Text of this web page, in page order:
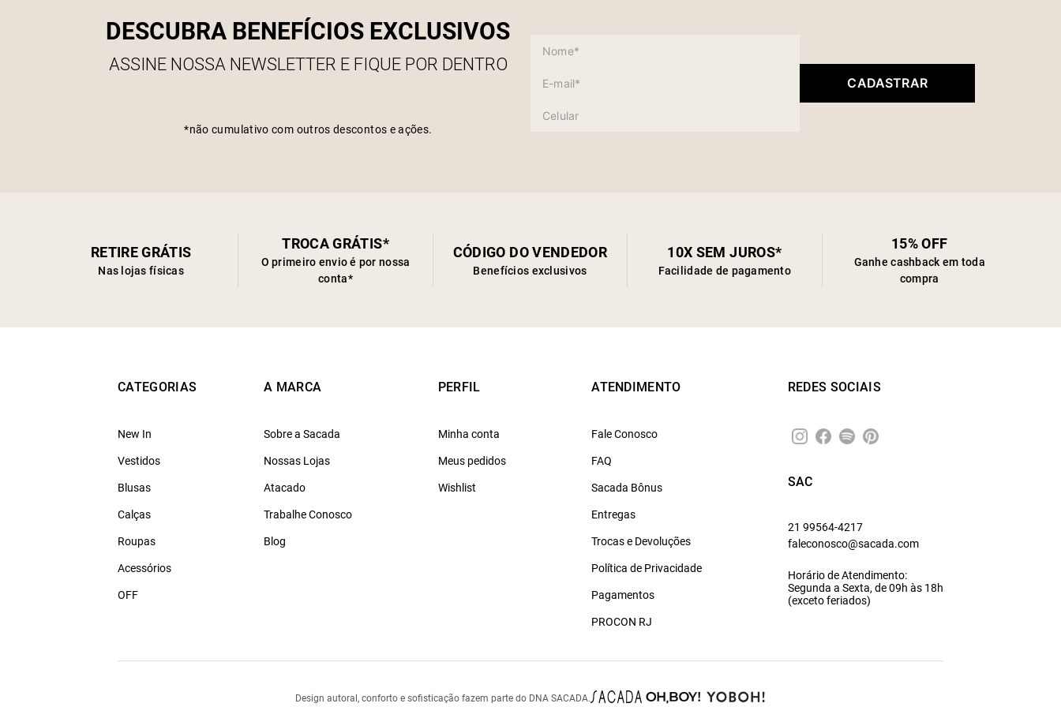
DESCUBRA BENEFÍCIOS EXCLUSIVOS
ASSINE NOSSA NEWSLETTER E FIQUE POR DENTRO
*não cumulativo com outros descontos e ações.
CADASTRAR
RETIRE GRÁTIS
Nas lojas físicas
TROCA GRÁTIS*
O primeiro envio é por nossa
conta*
CÓDIGO DO VENDEDOR
Benefícios exclusivos
10X SEM JUROS*
Facilidade de pagamento
15% OFF
Ganhe cashback em toda
compra
CATEGORIAS
New In
Vestidos
Blusas
Calças
Roupas
Acessórios
OFF
A MARCA
Sobre a Sacada
Nossas Lojas
Atacado
Trabalhe Conosco
Blog
PERFIL
Minha conta
Meus pedidos
Wishlist
ATENDIMENTO
Fale Conosco
FAQ
Sacada Bônus
Entregas
Trocas e Devoluções
Política de Privacidade
Pagamentos
PROCON RJ
REDES SOCIAIS
SAC
21 99564-4217
faleconosco@sacada.com
Horário de Atendimento:
Segunda a Sexta, de 09h às 18h
(exceto feriados)
Design autoral, conforto e sofisticação fazem parte do DNA SACADA.